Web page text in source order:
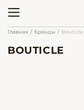
Главная Бренды Bouticle
BOUTICLE